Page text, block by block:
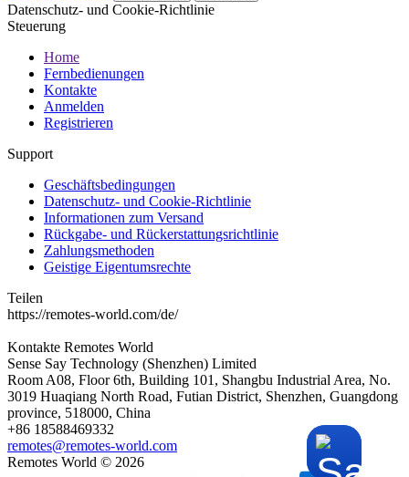
Datenschutz- und Cookie-Richtlinie
Steuerung
Home
Fernbedienungen
Kontakte
Anmelden
Registrieren
Support
Geschäftsbedingungen
Datenschutz- und Cookie-Richtlinie
Informationen zum Versand
Rückgabe- und Rückerstattungsrichtlinie
Zahlungsmethoden
Geistige Eigentumsrechte
Teilen
https://remotes-world.com/de/
Kontakte Remotes World
Sense Say Technology (Shenzhen) Limited
Room A08, Floor 6th, Building 101, Shangbu Industrial Area, No.
3019 Huaqiang North Road, Futian District, Shenzhen, Guangdong
province, 518000, China
+86 18588469332
remotes@remotes-world.com
Remotes World © 2026